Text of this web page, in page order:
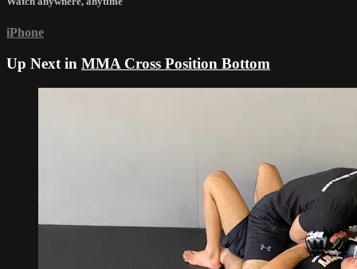
iPhone
Up Next in MMA Cross Position Bottom